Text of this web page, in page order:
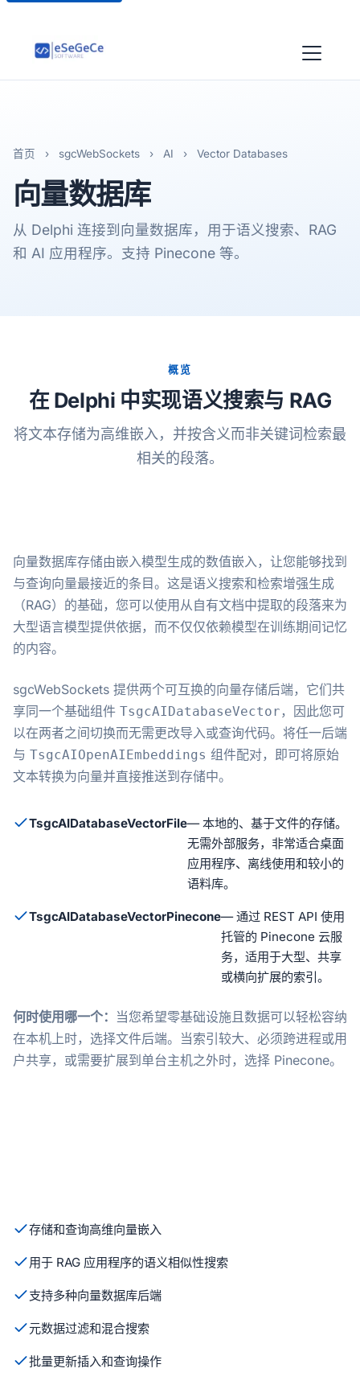
首页 › sgcWebSockets › AI › Vector Databases
向量数据库
从 Delphi 连接到向量数据库，用于语义搜索、RAG
和 AI 应用程序。支持 Pinecone 等。
概览
在 Delphi 中实现语义搜索与 RAG
将文本存储为高维嵌入，并按含义而非关键词检索最
相关的段落。
向量数据库存储由嵌入模型生成的数值嵌入，让您能够找到
与查询向量最接近的条目。这是语义搜索和检索增强生成
（RAG）的基础，您可以使用从自有文档中提取的段落来为
大型语言模型提供依据，而不仅仅依赖模型在训练期间记忆
的内容。
sgcWebSockets 提供两个可互换的向量存储后端，它们共
享同一个基础组件 TsgcAIDatabaseVector ，因此您可
以在两者之间切换而无需更改导入或查询代码。将任一后端
与 TsgcAIOpenAIEmbeddings 组件配对，即可将原始
文本转换为向量并直接推送到存储中。
TsgcAIDatabaseVectorFile— 本地的、基于文件的存储。
无需外部服务，非常适合桌面
应用程序、离线使用和较小的
语料库。
TsgcAIDatabaseVectorPinecone— 通过 REST API 使用
托管的 Pinecone 云服
务，适用于大型、共享
或横向扩展的索引。
何时使用哪一个： 当您希望零基础设施且数据可以轻松容纳
在本机上时，选择文件后端。当索引较大、必须跨进程或用
户共享，或需要扩展到单台主机之外时，选择 Pinecone。
存储和查询高维向量嵌入
用于 RAG 应用程序的语义相似性搜索
支持多种向量数据库后端
元数据过滤和混合搜索
批量更新插入和查询操作